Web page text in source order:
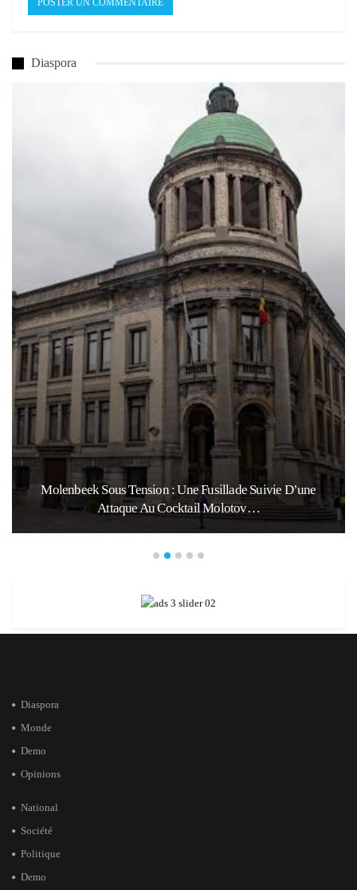
Diaspora
Suivie D’une
Marocains Du Monde : Le Maroc
Dans Les Enfants De Sa…
Diaspora
Monde
Demo
Opinions
National
Société
Politique
Demo